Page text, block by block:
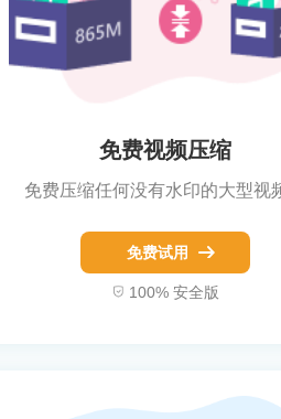
免费视频压缩
免费压缩任何没有水印的大型视
免费试用
100% 安全版